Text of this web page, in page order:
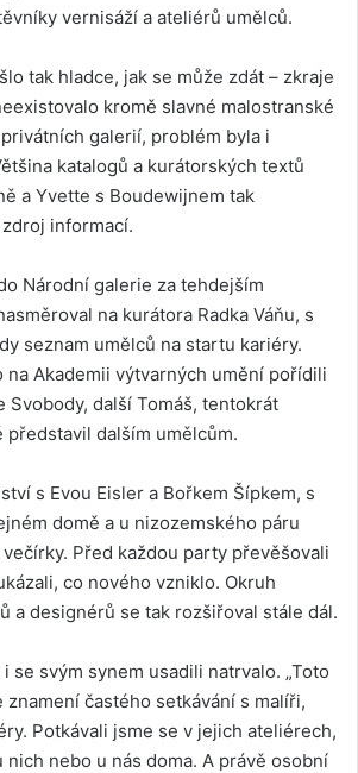
vernisáží a ateliérů umělců.
tak hladce, jak se může zdát – zkraje
kromě slavné malostranské
galerií, problém byla i
katalogů a kurátorských textů
a Yvette s Boudewijnem tak
informací.
Národní galerie za tehdejším
na kurátora Radka Váňu, s
seznam umělců na startu kariéry.
na Akademii výtvarných umění pořídili
Svobody, další Tomáš, tentokrát
představil dalším umělcům.
s Evou Eisler a Bořkem Šípkem, s
domě a u nizozemského páru
Před každou party převěšovali
co nového vzniklo. Okruh
a designérů se tak rozšiřoval stále dál.
se svým synem usadili natrvalo. „Toto
častého setkávání s malíři,
Potkávali jsme se v jejich ateliérech,
nich nebo u nás doma. A právě osobní